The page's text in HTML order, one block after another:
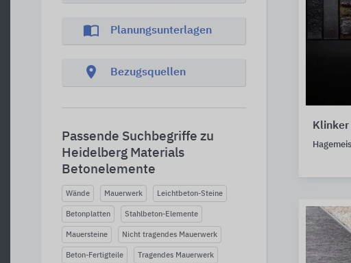
import_contacts Planungsunterlagen
location_on Bezugsquellen
Passende Suchbegriffe zu
Heidelberg Materials
Betonelemente
Wände Mauerwerk Leichtbeton-Steine
Betonplatten Stahlbeton-Elemente
Mauersteine Nicht tragendes Mauerwerk
Beton-Fertigteile Tragendes Mauerwerk
Klinker